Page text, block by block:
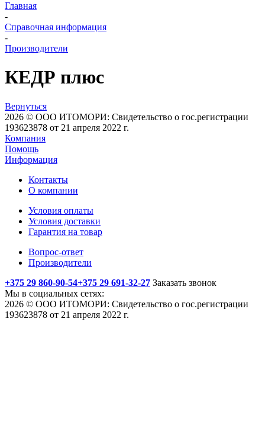
Главная
-
Справочная информация
-
Производители
КЕДР плюс
Вернуться
2026 © ООО ИТОМОРИ: Свидетельство о гос.регистрации
193623878 от 21 апреля 2022 г.
Компания
Помощь
Информация
Контакты
О компании
Условия оплаты
Условия доставки
Гарантия на товар
Вопрос-ответ
Производители
+375 29 860-90-54+375 29 691-32-27 Заказать звонок
Мы в социальных сетях:
2026 © ООО ИТОМОРИ: Свидетельство о гос.регистрации
193623878 от 21 апреля 2022 г.